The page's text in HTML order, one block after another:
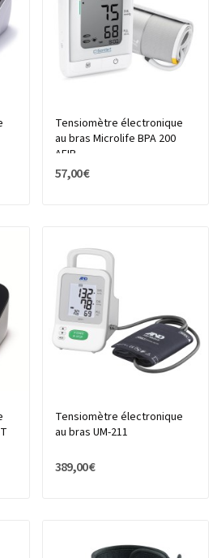
Tensiomètre électronique
au bras Microlife BPA 200
AFIB
57,00 €
Tensiomètre électronique
au bras UM-211
389,00 €